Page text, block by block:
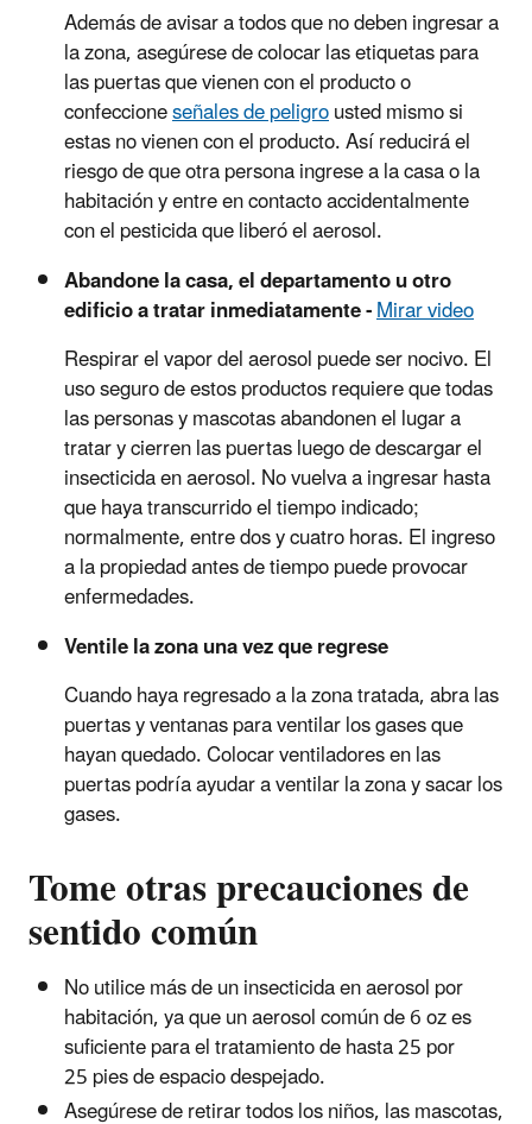
Además de avisar a todos que no deben ingresar a
la zona, asegúrese de colocar las etiquetas para
las puertas que vienen con el producto o
confeccioneseñales de peligrousted mismo si
estas no vienen con el producto. Así reducirá el
riesgo de que otra persona ingrese a la casa o la
habitación y entre en contacto accidentalmente
con el pesticida que liberó el aerosol.
Abandone la casa, el departamento u otro
edificio a tratar inmediatamente -Mirar video
Respirar el vapor del aerosol puede ser nocivo. El
uso seguro de estos productos requiere que todas
las personas y mascotas abandonen el lugar a
tratar y cierren las puertas luego de descargar el
insecticida en aerosol. No vuelva a ingresar hasta
que haya transcurrido el tiempo indicado;
normalmente, entre dos y cuatro horas. El ingreso
a la propiedad antes de tiempo puede provocar
enfermedades.
Ventile la zona una vez que regrese
Cuando haya regresado a la zona tratada, abra las
puertas y ventanas para ventilar los gases que
hayan quedado. Colocar ventiladores en las
puertas podría ayudar a ventilar la zona y sacar los
gases.
Tome otras precauciones de
sentido común
No utilice más de un insecticida en aerosol por
habitación, ya que un aerosol común de 6 oz es
suficiente para el tratamiento de hasta 25 por
25 pies de espacio despejado.
Asegúrese de retirar todos los niños, las mascotas,